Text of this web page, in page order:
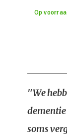
Op
"We
soms